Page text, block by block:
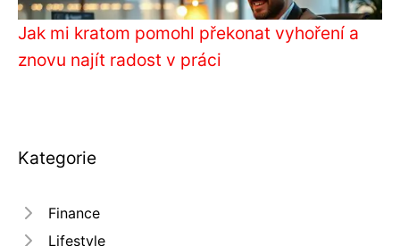
Jak mi kratom pomohl překonat vyhoření a
znovu najít radost v práci
Kategorie
Finance
Lifestyle